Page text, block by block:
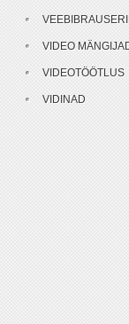
VIDEO
VIDEOTÖÖTLUS
VIDINAD